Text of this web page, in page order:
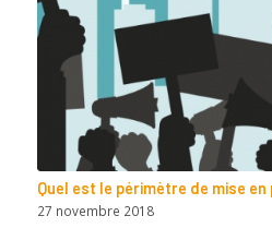
Quel est le périmètre de mise en
27 novembre 2018